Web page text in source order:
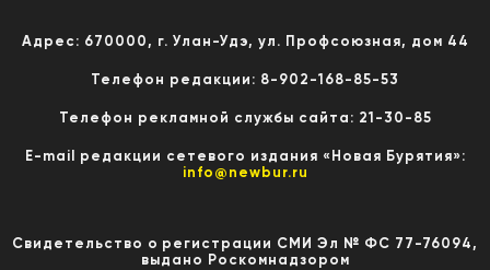
Адрес: 670000, г. Улан-Удэ, ул. Профсоюзная, дом 44
Телефон редакции: 8-902-168-85-53
Телефон рекламной службы сайта: 21-30-85
E-mail редакции сетевого издания «Новая Бурятия»:
info@newbur.ru
Свидетельство о регистрации СМИ Эл № ФС 77-76094,
выдано Роскомнадзором